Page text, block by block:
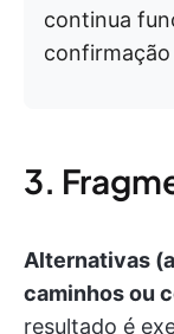
continua
3.
Alternativas
caminhos ou
resultado é